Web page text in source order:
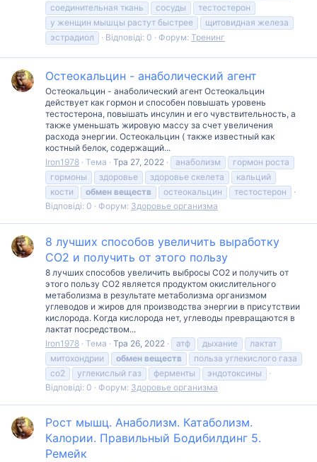
соединительная ткань
сосуды
тестостерон
у женщин мышцы растут быстрее
щитовидная железа
эстрадиол
Відповіді: 0 Форум: Тренинг
Остеокальцин - анаболический агент
Остеокальцин - анаболический агент Остеокальцин
действует как гормон и способен повышать уровень
тестостерона, повышать инсулин и его чувствительность, а
также уменьшать жировую массу за счет увеличения
расхода энергии. Остеокальцин ( также известный как
костный белок, содержащий...
Iron1978 Тема Тра 27, 2022 анаболизм
гормон роста
гормоны
здоровье здоровье скелета
кальций
кости
обмен веществ остеокальцин
тестостерон
Відповіді: 0
Форум: Здоровье организма
8 лучших способов увеличить выработку
CO2 и получить от этого пользу
8 лучших способов увеличить выбросы CO2 и получить от
этого пользу CO2 является продуктом окислительного
метаболизма в результате метаболизма организмом
углеводов и жиров для производства энергии в присутствии
кислорода. Когда кислорода нет, углеводы превращаются в
лактат посредством...
Iron1978 Тема Тра 26, 2022 атф дыхание
лактат
митохондрии
обмен веществ
польза углекислого газа
со2
углекислый газ ферменты
эндотоксины
Відповіді: 0
Форум: Здоровье организма
Рост мышц. Анаболизм. Катаболизм.
Калории. Правильный Бодибилдинг 5.
Ремейк